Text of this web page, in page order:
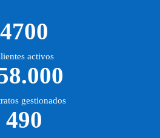
4700
activos
gestionados
490